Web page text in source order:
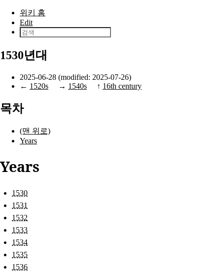
본문으로 건너뛰기
위키 홈
Edit
1530년대
2025-06-28 (modified: 2025-07-26)
← 1520s → 1540s ↑ 16th century
목차
(맨 위로)
Years
Years
1530
1531
1532
1533
1534
1535
1536